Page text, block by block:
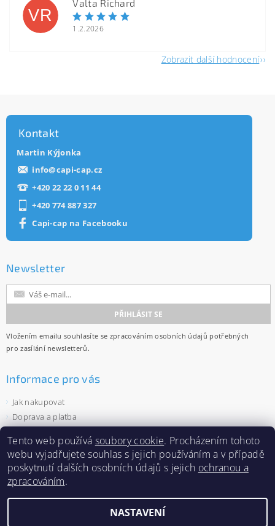
VR
Valta Richard
1.2.2026
Zobrazit další hodnocení
Kontakt
Martin Kýjonka
info@capi-cap.cz
+420 22 22 0 11 44
+420 774 887 327
Capi-cap na Facebooku
Newsletter
Vložením emailu souhlasíte se zpracováním osobních údajů potřebných
pro zasílání newsletterů.
Informace pro vás
Jak nakupovat
Doprava a platba
Ochrana osobních údajů
Velkoobchod
Zásady používání souborů cookies
Tento web používá soubory cookie. Procházením tohoto
webu vyjadřujete souhlas s jejich používáním a v případě
poskytnutí dalších osobních údajů s jejich ochranou a
zpracováním.
NASTAVENÍ